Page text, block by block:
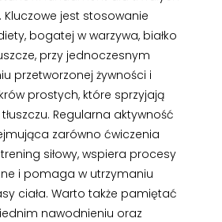
Kluczowe jest stosowanie
bogatej w warzywa, białko
przy jednoczesnym
przetworzonej żywności i
prostych, które sprzyjają
Regularna aktywność
zarówno ćwiczenia
siłowy, wspiera procesy
i pomaga w utrzymaniu
ciała. Warto także pamiętać
nawodnieniu oraz